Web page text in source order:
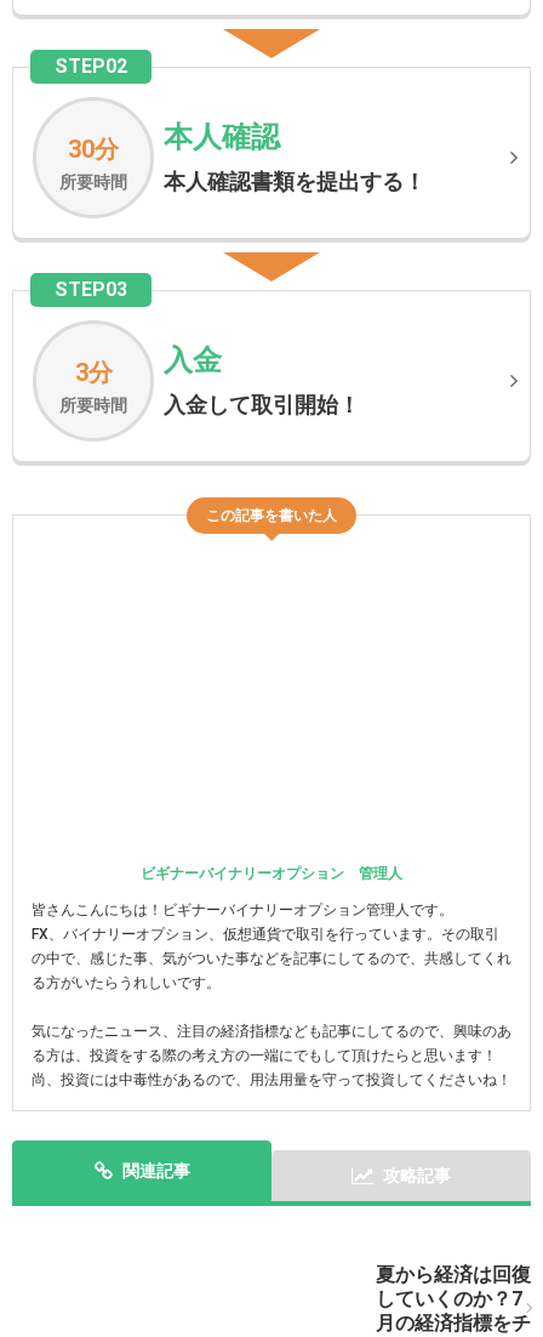
STEP02
30分
所要時間
本人確認
本人確認書類を提出する！
STEP03
3分
所要時間
入金
入金して取引開始！
この記事を書いた人
ビギナーバイナリーオプション 管理人
皆さんこんにちは！ビギナーバイナリーオプション管理人です。
FX、バイナリーオプション、仮想通貨で取引を行っています。その取引
の中で、感じた事、気がついた事などを記事にしてるので、共感してくれ
る方がいたらうれしいです。
気になったニュース、注目の経済指標なども記事にしてるので、興味のあ
る方は、投資をする際の考え方の一端にでもして頂けたらと思います！
尚、投資には中毒性があるので、用法用量を守って投資してくださいね！
関連記事 攻略記事
夏から経済は回復
していくのか？7
月の経済指標をチ